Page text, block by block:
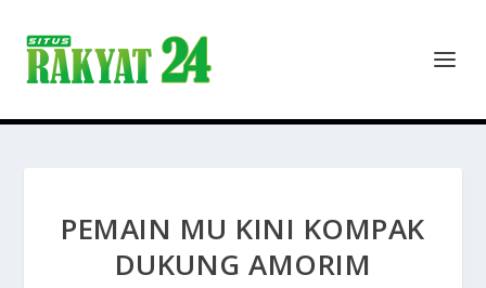
PEMAIN MU KINI KOMPAK
DUKUNG AMORIM